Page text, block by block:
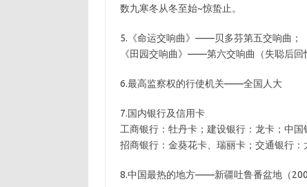
数九寒冬从冬至始~惊蛰止。
5.《命运交响曲》——贝多芬第五交响曲；
《田园交响曲》——第六交响曲（失聪后
6.最高监察权的行使机关——全国人大
7.国内银行及信用卡
工商银行：牡丹卡；建设银行：龙卡；中
招商银行：金葵花卡、瑞丽卡；交通银行：
8.中国最热的地方——新疆吐鲁番盆地（